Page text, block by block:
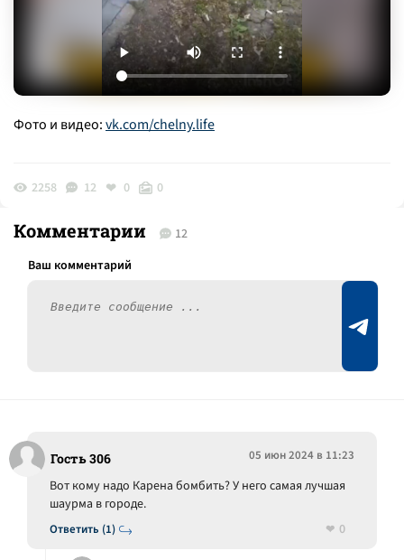
Фото и видео:vk.com/chelny.life
2258 12 0 0
Комментарии 12
Гость 306 05 июн 2024 в 11:23
Ответить (1)
Вот кому надо Карена бомбить? У него самая лучшая
шаурма в городе.
0